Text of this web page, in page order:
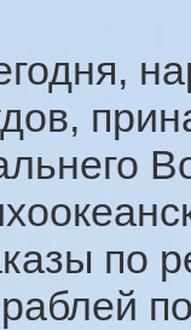
по